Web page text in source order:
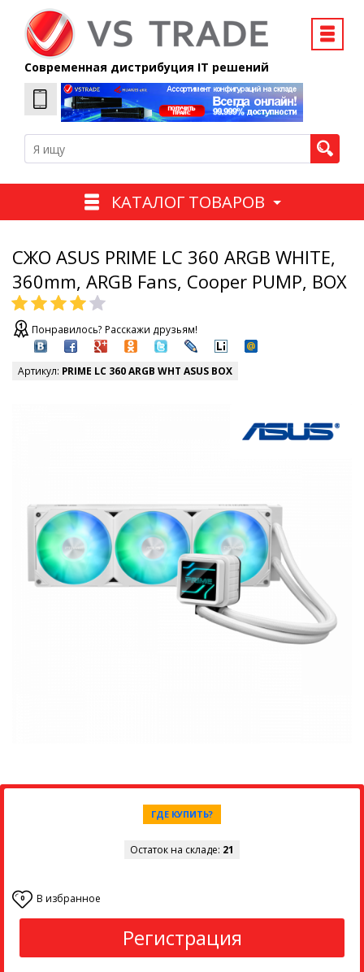
Современная дистрибуция IT решений
КАТАЛОГ ТОВАРОВ
СЖО ASUS PRIME LC 360 ARGB WHITE,
360mm, ARGB Fans, Cooper PUMP, BOX
Понравилось? Расскажи друзьям!
Артикул: PRIME LC 360 ARGB WHT ASUS BOX
ГДЕ КУПИТЬ?
Остаток на складе: 21
0 В избранное
Регистрация